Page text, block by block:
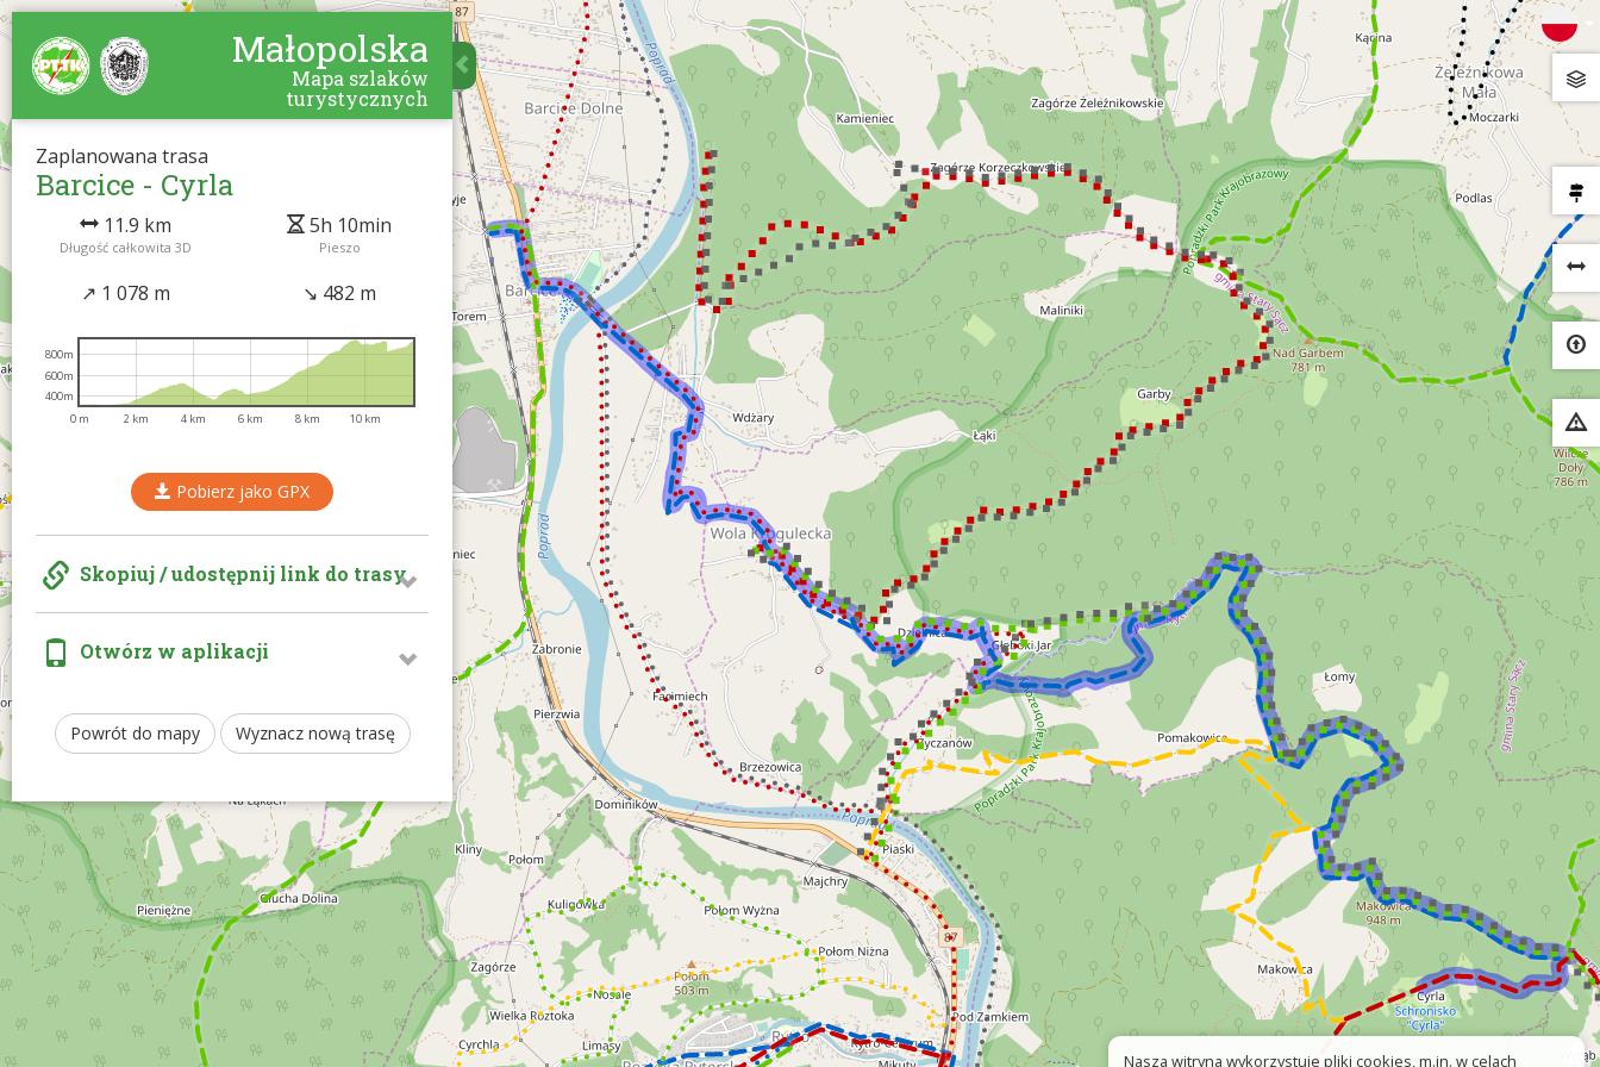
Małopolska
Mapa szlaków
turystycznych
Zaplanowana trasa
Barcice - Cyrla
11.9 km
Długość całkowita 3D
5h 10min
Pieszo
↗ 1 078 m ↘ 482 m
0 m 2 km 4 km 6 km 8 km 10 km
400m
600m
800m
Pobierz jako GPX
Skopiuj / udostępnij link do trasy
Otwórz w aplikacji
Powrót do mapy Wyznacz nową trasę
Nasza witryna wykorzystuje pliki cookies, m.in. w celach